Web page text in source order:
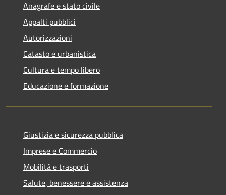
Anagrafe e stato civile
Appalti pubblici
Autorizzazioni
Catasto e urbanistica
Cultura e tempo libero
Educazione e formazione
Giustizia e sicurezza pubblica
Imprese e Commercio
Mobilità e trasporti
Salute, benessere e assistenza